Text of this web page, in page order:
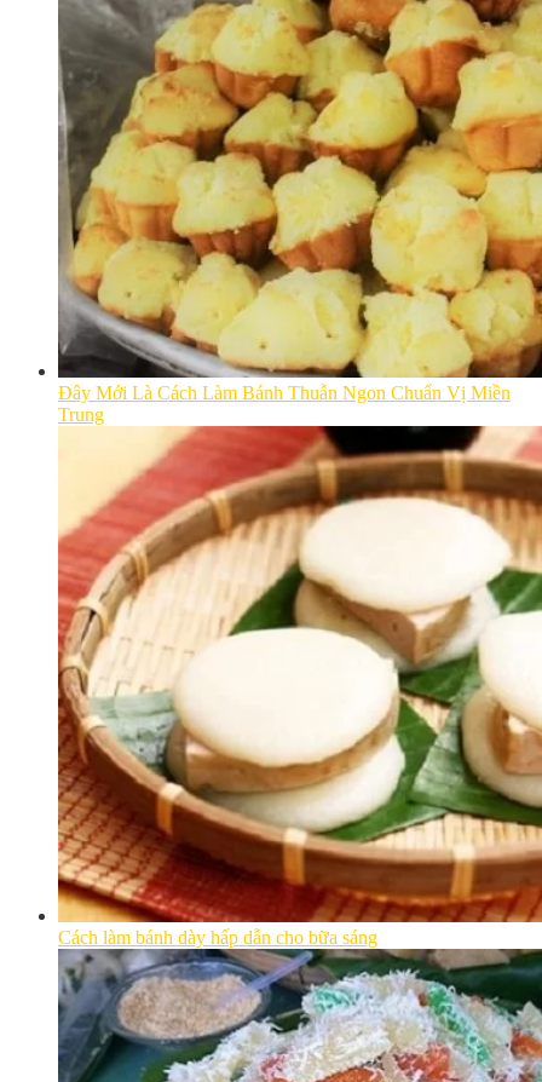
Đây Mới Là Cách Làm Bánh Thuẫn Ngon Chuẩn Vị Miền
Trung
Cách làm bánh dày hấp dẫn cho bữa sáng